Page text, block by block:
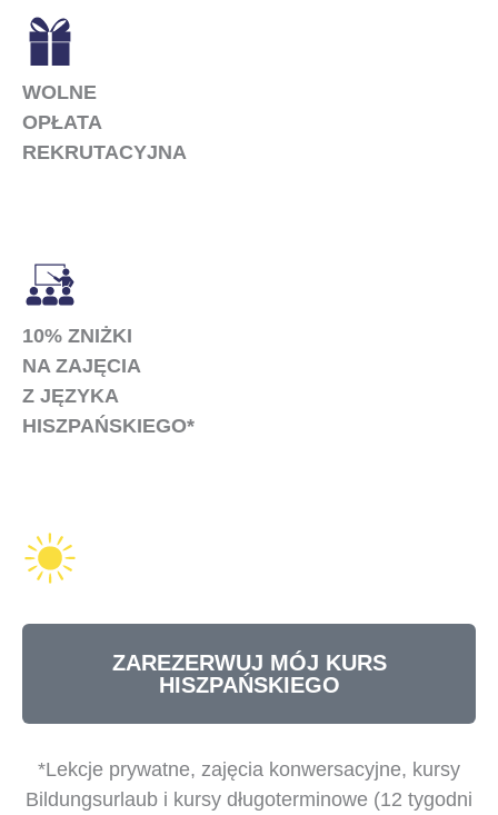
WOLNE
OPŁATA
REKRUTACYJNA
10% ZNIŻKI
NA ZAJĘCIA
Z JĘZYKA
HISZPAŃSKIEGO*
ZAREZERWUJ MÓJ KURS
HISZPAŃSKIEGO
*Lekcje prywatne, zajęcia konwersacyjne, kursy
Bildungsurlaub i kursy długoterminowe (12 tygodni